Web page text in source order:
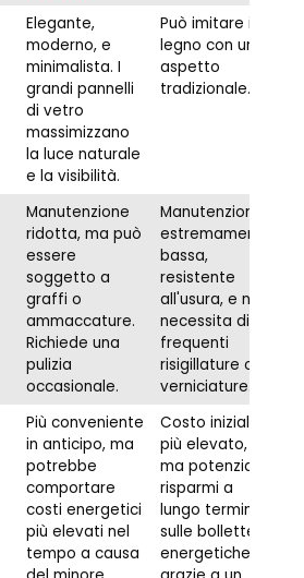
Elegante,
moderno, e
minimalista. I
grandi pannelli
di vetro
massimizzano
la luce naturale
e la visibilità.
Può imitare il
legno con un
aspetto
tradizionale.
Manutenzione
ridotta, ma può
essere
soggetto a
graffi o
ammaccature.
Richiede una
pulizia
occasionale.
Manutenzione
estremamente
bassa,
resistente
all'usura, e non
necessita di
frequenti
risigillature o
verniciature.
Più conveniente
in anticipo, ma
potrebbe
comportare
costi energetici
più elevati nel
tempo a causa
Costo iniziale
più elevato,
ma potenziali
risparmi a
lungo termine
sulle bollette
energetiche